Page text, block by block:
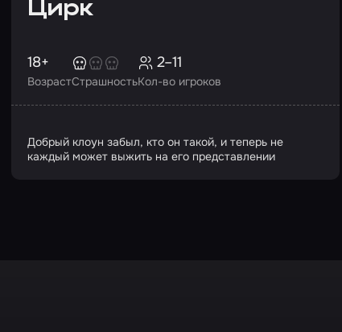
Цирк
Возраст
18+
СтрашностьКол-во игроков
2–11
Добрый клоун забыл, кто он такой, и теперь не
каждый может выжить на его представлении